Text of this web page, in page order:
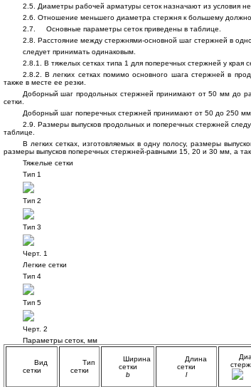
2.5. Диаметры рабочей арматуры сеток назначают из условия
2.6. Отношение меньшего диаметра стержня к большему
2.7. Основные параметры сеток приведены в таблице.
2.8. Расстояние между стержнями-основной шаг стержней в
следует принимать одинаковым.
2.8.1. В тяжелых сетках типа 1 для поперечных стержней у
2.8.2. В легких сетках помимо основного шага стержней в
также в месте ее резки.
Доборный шаг продольных стержней принимают от 50 мм до
сетки.
Доборный шаг поперечных стержней принимают от 50 до 250
2.9. Размеры выпусков продольных и поперечных стержней
таблице.
В легких сетках, изготовляемых в одну полосу, размеры
размеры выпусков поперечных стержней-равными 15, 20 и 30 мм, а
Тяжелые сетки
Тип 1
Тип 2
Тип 3
Черт. 1
Легкие сетки
Тип 4
Тип 5
Черт. 2
Параметры сеток, мм
Вид
сетки
Тип
сетки
Ширина
сетки
b
Длина
сетки
l